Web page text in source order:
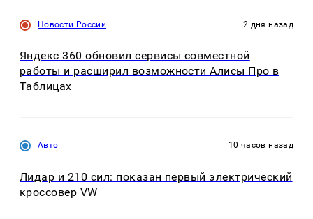
Новости России 2 дня назад
Яндекс 360 обновил сервисы совместной
работы и расширил возможности Алисы Про в
Таблицах
Авто 10 часов назад
Лидар и 210 сил: показан первый электрический
кроссовер VW